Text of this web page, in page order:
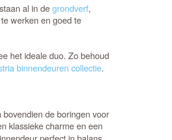
al in degrondverf,
werken en goed te
het ideale duo. Zo behoud
binnendeuren collectie.
de boringen voor
klassieke charme en een